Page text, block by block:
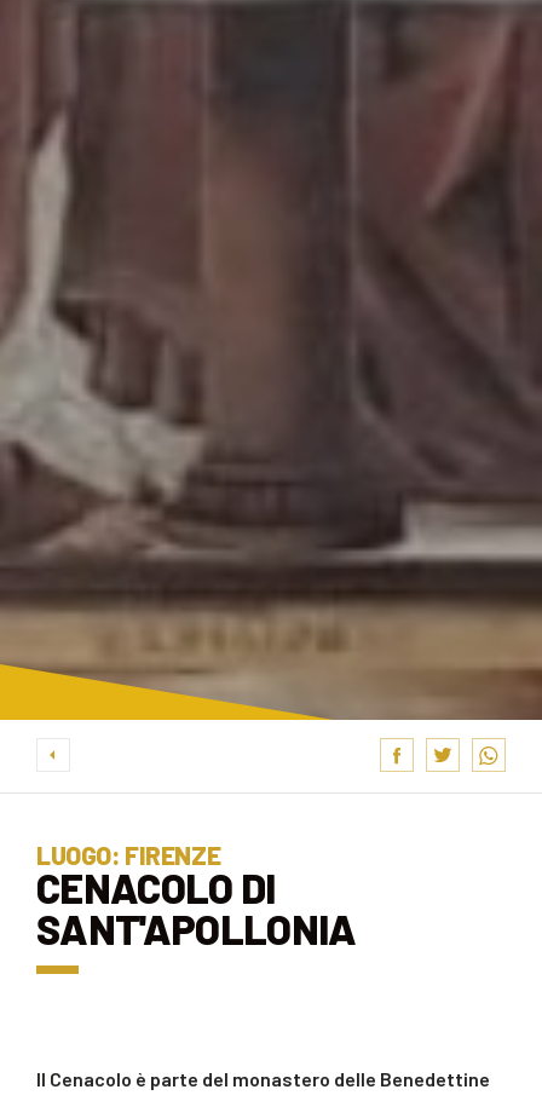
LUOGO: FIRENZE
CENACOLO DI
SANT'APOLLONIA
Il Cenacolo è parte del monastero delle Benedettine